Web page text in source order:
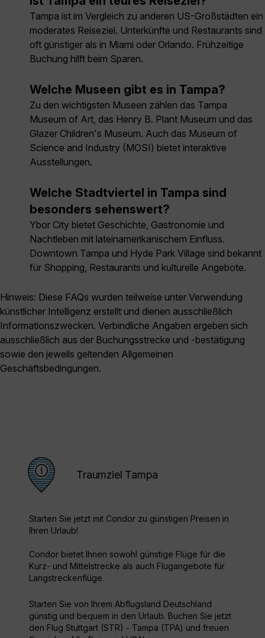
Tampa ist im Vergleich zu anderen US-Großstädten ein
moderates Reiseziel. Unterkünfte und Restaurants sind
oft günstiger als in Miami oder Orlando. Frühzeitige
Buchung hilft beim Sparen.
Welche Museen gibt es in Tampa?
Zu den wichtigsten Museen zählen das Tampa
Museum of Art, das Henry B. Plant Museum und das
Glazer Children's Museum. Auch das Museum of
Science and Industry (MOSI) bietet interaktive
Ausstellungen.
Welche Stadtviertel in Tampa sind
besonders sehenswert?
Ybor City bietet Geschichte, Gastronomie und
Nachtleben mit lateinamerikanischem Einfluss.
Downtown Tampa und Hyde Park Village sind bekannt
für Shopping, Restaurants und kulturelle Angebote.
Hinweis: Diese FAQs wurden teilweise unter Verwendung
künstlicher Intelligenz erstellt und dienen ausschließlich
Informationszwecken. Verbindliche Angaben ergeben sich
ausschließlich aus der Buchungsstrecke und -bestätigung
sowie den jeweils geltenden Allgemeinen
Geschäftsbedingungen.
Traumziel Tampa
Starten Sie jetzt mit Condor zu günstigen Preisen in
Ihren Urlaub!
Condor bietet Ihnen sowohl günstige Flüge für die
Kurz- und Mittelstrecke als auch Flugangebote für
Langstreckenflüge.
Starten Sie von Ihrem Abflugsland Deutschland
günstig und bequem in den Urlaub. Buchen Sie jetzt
den Flug Stuttgart (STR) - Tampa (TPA) und freuen